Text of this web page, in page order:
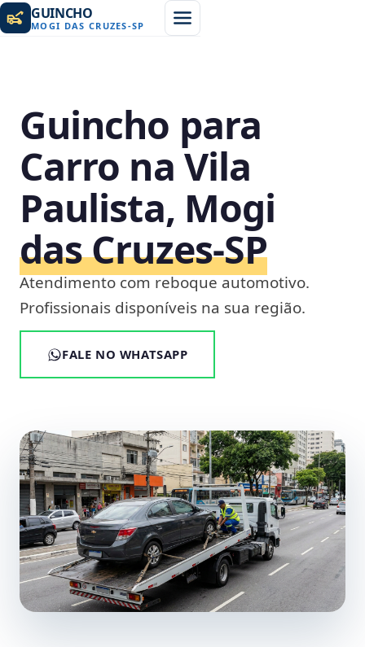
GUINCHO
MOGI DAS CRUZES-SP
Guincho para
Carro na Vila
Paulista, Mogi
das Cruzes‑SP
Atendimento com reboque automotivo.
Profissionais disponíveis na sua região.
FALE NO WHATSAPP